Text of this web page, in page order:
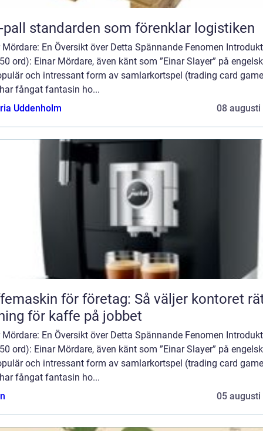
Eur-pall standarden som förenklar logistiken
Mördare: En Översikt över Detta Spännande Fenomen
ord): Einar Mördare, även känt som ”Einar Slayer” på
och intressant form av samlarkortspel (trading card
fångat fantasin ho...
Uddenholm
08 augusti
för företag: Så väljer kontoret
för kaffe på jobbet
Mördare: En Översikt över Detta Spännande Fenomen
ord): Einar Mördare, även känt som ”Einar Slayer” på
och intressant form av samlarkortspel (trading card
fångat fantasin ho...
05 augusti